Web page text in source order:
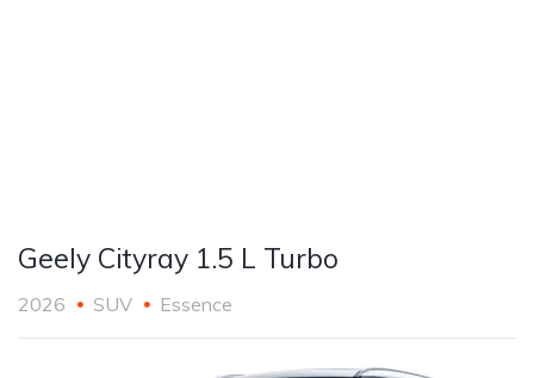
Geely Cityray 1.5 L Turbo
2026 SUV Essence